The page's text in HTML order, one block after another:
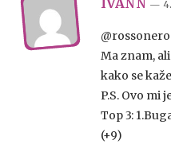
IVANN — 4.
@rossonero
Ma znam,
kako se
P.S. Ovo mi
Top 3:
(+9)